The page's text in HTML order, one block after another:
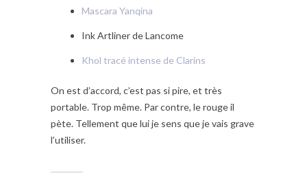
Mascara Yanqina
Ink Artliner de Lancome
Khol tracé intense de Clarins
On est d’accord, c’est pas si pire, et très
portable. Trop même. Par contre, le rouge il
pète. Tellement que lui je sens que je vais grave
l’utiliser.